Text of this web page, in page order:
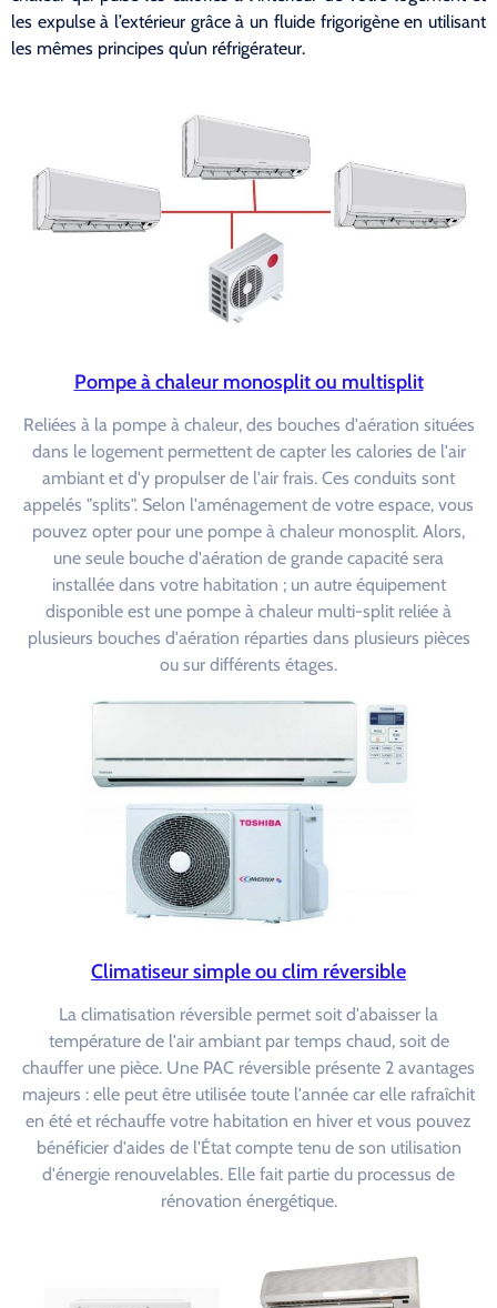
les expulse à l’extérieur grâce à un fluide frigorigène en utilisant
les mêmes principes qu’un réfrigérateur.
Pompe à chaleur monosplit ou multisplit
Reliées à la pompe à chaleur, des bouches d'aération situées
dans le logement permettent de capter les calories de l'air
ambiant et d'y propulser de l'air frais. Ces conduits sont
appelés "splits". Selon l'aménagement de votre espace, vous
pouvez opter pour une pompe à chaleur monosplit. Alors,
une seule bouche d'aération de grande capacité sera
installée dans votre habitation ; un autre équipement
disponible est une pompe à chaleur multi-split reliée à
plusieurs bouches d'aération réparties dans plusieurs pièces
ou sur différents étages.
Climatiseur simple ou clim réversible
La climatisation réversible permet soit d'abaisser la
température de l'air ambiant par temps chaud, soit de
chauffer une pièce. Une PAC réversible présente 2 avantages
majeurs : elle peut être utilisée toute l'année car elle rafraîchit
en été et réchauffe votre habitation en hiver et vous pouvez
bénéficier d'aides de l'État compte tenu de son utilisation
d'énergie renouvelables. Elle fait partie du processus de
rénovation énergétique.